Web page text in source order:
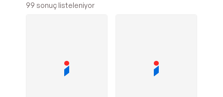
99 sonuç listeleniyor